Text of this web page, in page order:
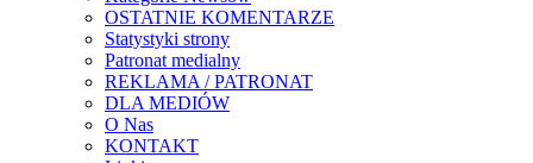
OSTATNIE KOMENTARZE
Statystyki strony
Patronat medialny
REKLAMA / PATRONAT
DLA MEDIÓW
O Nas
KONTAKT